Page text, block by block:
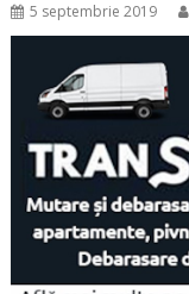
5 septembrie 2019